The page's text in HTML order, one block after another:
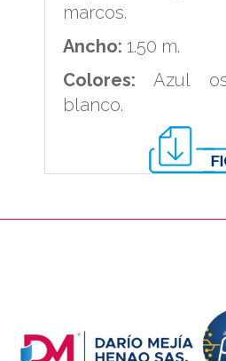
marcos.
Ancho: 1.50 m.
Colores: Azul
blanco.